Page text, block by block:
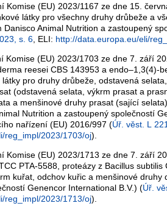
Komise (EU) 2023/1167 ze dne 15.
látky pro všechny druhy drůbeže a
Animal Nutrition a zastoupený
s. 6 , ELI: http://data.europa.eu/eli/
Komise (EU) 2023/1703 ze dne 7. září
reesei CBS 143953 a endo–1,3(4)-
pro druhy drůbeže, odstavená
(odstavená selata, výkrm prasat a
a menšinové druhy prasat (sající
Nutrition a zastoupený společností
nařízení (EU) 2016/997 (Úř. věst. L
reg_impl/2023/1703/oj).
Komise (EU) 2023/1713 ze dne 7. září
PTA-5588, proteázy z Bacillus subtilis
kuřat, odchov kuřic a menšinové
Genencor International B.V.) (Úř.
reg_impl/2023/1713/oj).